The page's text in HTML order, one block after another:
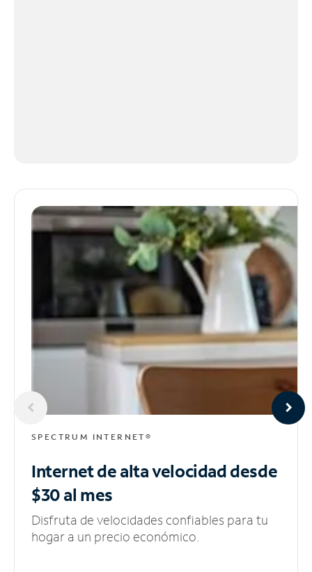
SPECTRUM INTERNET®
Internet de alta velocidaddesde
$30 al mes
Disfruta de velocidades confiables para tu
hogar a un precio económico.